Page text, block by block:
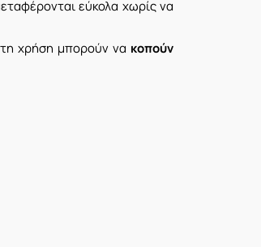
εύκολα χωρίς να
χρήση μπορούν να κοπούν